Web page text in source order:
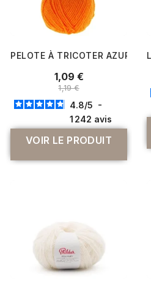
PELOTE À TRICOTER
1,09 €
1,19 €
4.8/5 -
1 242 avis
VOIR LE PRODUIT